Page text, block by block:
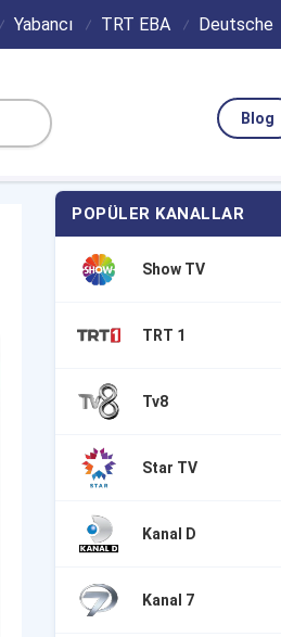
Yabancı TRT EBA Deutsche
Blog
POPÜLER KANALLAR
Show TV
TRT 1
Tv8
Star TV
Kanal D
Kanal 7